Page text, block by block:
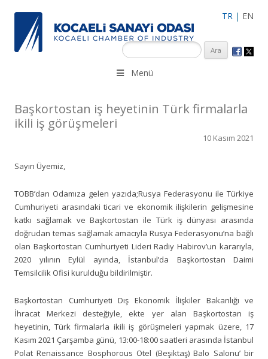
TR | EN
KSO 3500’ü aşkın sanayi kuruluşuna uzman çalışanları ile İzmit
Merkez, Çayırova, Dilovası, Gebze ve İMES OSB’deki ofisleri ile
Menü
Başkortostan iş heyetinin Türk firmalarla
ikili iş görüşmeleri
10 Kasım 2021
Sayın Üyemiz,
TOBB’dan Odamıza gelen yazıda;Rusya Federasyonu ile Türkiye
Cumhuriyeti arasındaki ticari ve ekonomik ilişkilerin gelişmesine
katkı sağlamak ve Başkortostan ile Türk iş dünyası arasında
doğrudan temas sağlamak amacıyla Rusya Federasyonu’na bağlı
olan Başkortostan Cumhuriyeti Lideri Radiy Habirov’un kararıyla,
2020 yılının Eylül ayında, İstanbul’da Başkortostan Daimi
Temsilcilik Ofisi kurulduğu bildirilmiştir.
Başkortostan Cumhuriyeti Dış Ekonomik İlişkiler Bakanlığı ve
İhracat Merkezi desteğiyle, ekte yer alan Başkortostan iş
heyetinin, Türk firmalarla ikili iş görüşmeleri yapmak üzere, 17
Kasım 2021 Çarşamba günü, 13:00-18:00 saatleri arasında İstanbul
Polat Renaissance Bosphorous Otel (Beşiktaş) Balo Salonu’ bir